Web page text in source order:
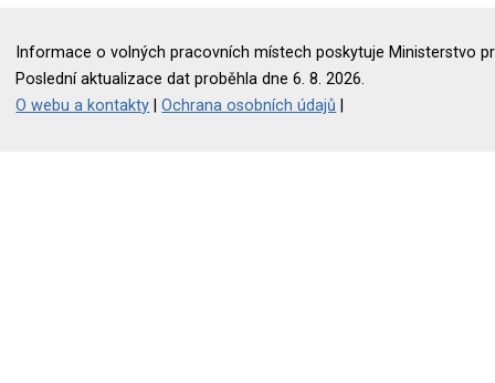
Informace o volných pracovních místech poskytuje Ministerstvo
Poslední aktualizace dat proběhla dne 6. 8. 2026.
O webu a kontakty |Ochrana osobních údajů